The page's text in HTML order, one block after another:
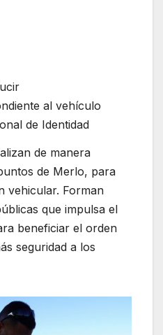
al vehículo
de Identidad
de manera
de Merlo, para
vehicular. Forman
que impulsa el
beneficiar el orden
seguridad a los